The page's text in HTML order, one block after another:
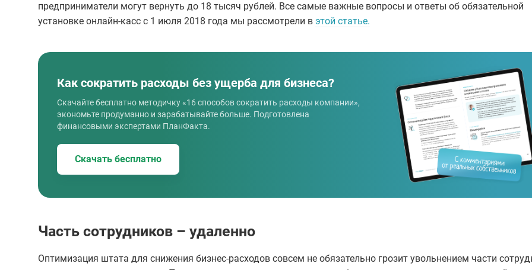
предприниматели могут вернуть до 18 тысяч рублей. Все самые важные вопросы и ответы об обязательной
установке онлайн-касс с 1 июля 2018 года мы рассмотрели в этой статье.
Как сократить расходы без ущерба для бизнеса?
Скачайте бесплатно методичку «16 способов сократить расходы компании»,
экономьте продуманно и зарабатывайте больше. Подготовлена
финансовыми экспертами ПланФакта.
Скачать бесплатно
Часть сотрудников – удаленно
Оптимизация штата для снижения бизнес-расходов совсем не обязательно грозит увольнением части